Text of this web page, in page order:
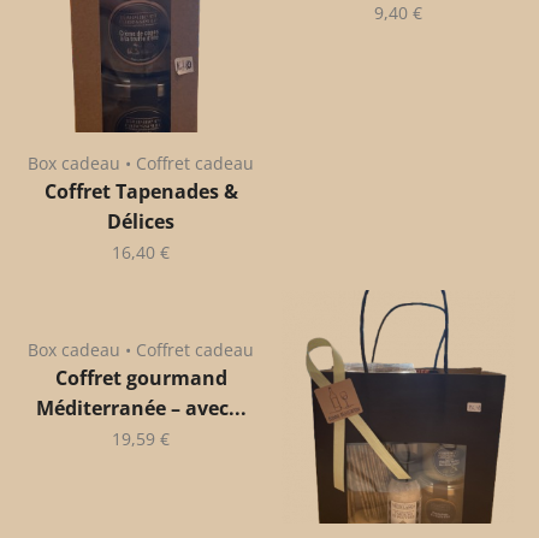
Box cadeau • Coffret cadeau
Coffret Tapenades &
Délices
16,40 €
9,40 €
Box cadeau • Coffret cadeau
Coffret gourmand
Méditerranée – avec...
19,59 €